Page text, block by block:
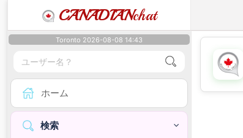
CANADIANchat
Toronto 2026-08-08 14:43
ホーム
検索